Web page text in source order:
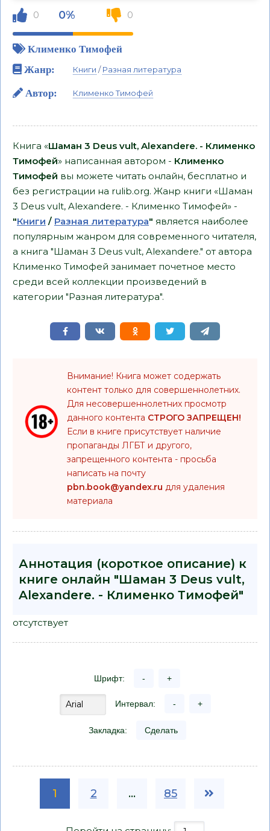
0 0% 0
Клименко Тимофей
Жанр:
Книги /Разная литература
Автор: Клименко Тимофей
Книга «Шаман 3 Deus vult, Alexandere. - Клименко
Тимофей» написанная автором - Клименко
Тимофей вы можете читать онлайн, бесплатно и
без регистрации на rulib.org. Жанр книги «Шаман
3 Deus vult, Alexandere. - Клименко Тимофей» -
"Книги / Разная литература" является наиболее
популярным жанром для современного читателя,
а книга "Шаман 3 Deus vult, Alexandere." от автора
Клименко Тимофей занимает почетное место
среди всей коллекции произведений в
категории "Разная литература".
Внимание! Книга может содержать
контент только для совершеннолетних.
Для несовершеннолетних просмотр
данного контента СТРОГО ЗАПРЕЩЕН!
Если в книге присутствует наличие
пропаганды ЛГБТ и другого,
запрещенного контента - просьба
написать на почту
pbn.book@yandex.ru для удаления
материала
Аннотация (короткое описание) к
книге онлайн "Шаман 3 Deus vult,
Alexandere. - Клименко Тимофей"
отсутствует
Шрифт: - +
Интервал: - +
Закладка: Сделать
1 2 ... 85